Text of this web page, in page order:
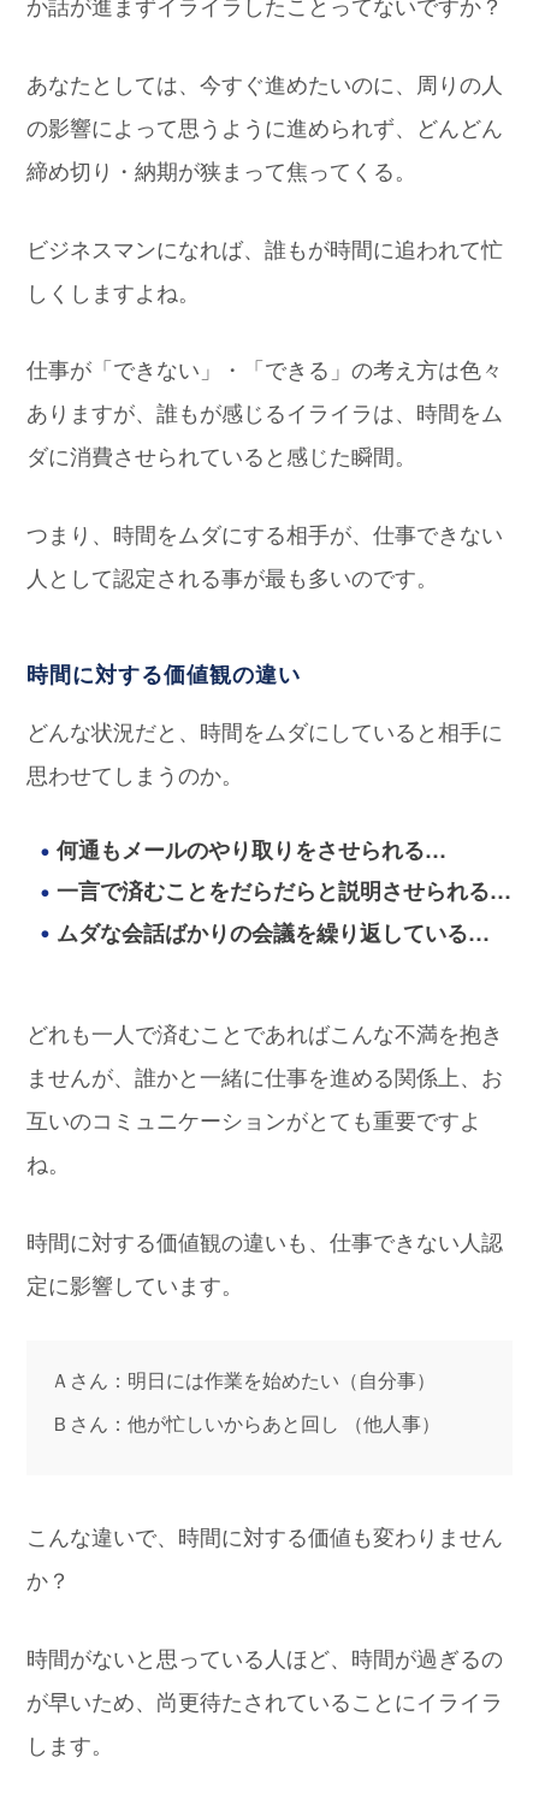
あなたとしては、今すぐ進めたいのに、周りの人
の影響によって思うように進められず、どんどん
締め切り・納期が狭まって焦ってくる。
ビジネスマンになれば、誰もが時間に追われて忙
しくしますよね。
仕事が「できない」・「できる」の考え方は色々
ありますが、誰もが感じるイライラは、時間をム
ダに消費させられていると感じた瞬間。
つまり、時間をムダにする相手が、仕事できない
人として認定される事が最も多いのです。
時間に対する価値観の違い
どんな状況だと、時間をムダにしていると相手に
思わせてしまうのか。
何通もメールのやり取りをさせられる…
一言で済むことをだらだらと説明させられる…
ムダな会話ばかりの会議を繰り返している…
どれも一人で済むことであればこんな不満を抱き
ませんが、誰かと一緒に仕事を進める関係上、お
互いのコミュニケーションがとても重要ですよ
ね。
時間に対する価値観の違いも、仕事できない人認
定に影響しています。
Ａさん：明日には作業を始めたい（自分事）
Ｂさん：他が忙しいからあと回し （他人事）
こんな違いで、時間に対する価値も変わりません
か？
時間がないと思っている人ほど、時間が過ぎるの
が早いため、尚更待たされていることにイライラ
します。